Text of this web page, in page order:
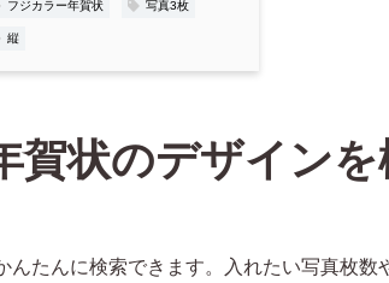
フジカラー年賀状 写真3枚
縦
賀状のデザインを
んたんに検索できます。入れたい写真枚